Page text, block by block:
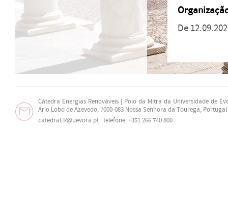
De
Cátedra Energias Renováveis | Polo da Mitra da Universidade de
Ário Lobo de Azevedo, 7000-083 Nossa Senhora da Tourega, Portugal
catedraER@uevora.pt | telefone: +351 266 740 800